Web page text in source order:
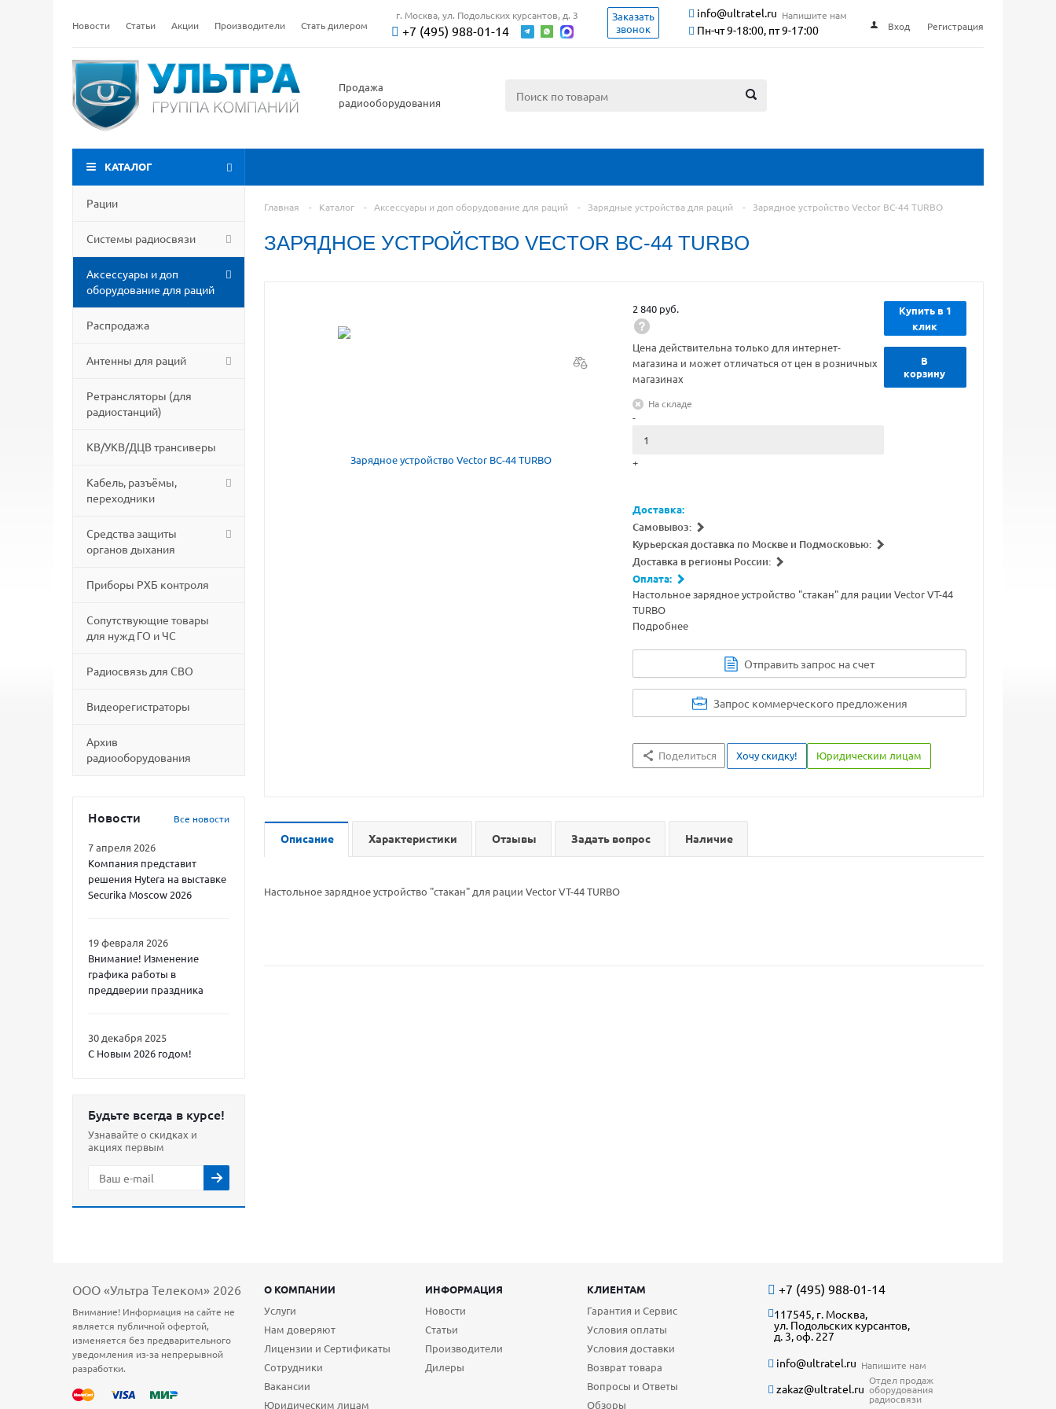
Новости Статьи Акции Производители Стать дилером
г. Москва, ул. Подольских курсантов, д. 3
+7 (495) 988-01-14
Заказать
звонок
info@ultratel.ru Напишите нам
Пн-чт 9-18:00, пт 9-17:00 Вход Регистрация
Продажа
радиооборудования
КАТАЛОГ
Рации
Системы радиосвязи
Аксессуары и доп
оборудование для раций
Распродажа
Антенны для раций
Ретрансляторы (для
радиостанций)
КВ/УКВ/ДЦВ трансиверы
Кабель, разъёмы,
переходники
Средства защиты
органов дыхания
Приборы РХБ контроля
Сопутствующие товары
для нужд ГО и ЧС
Радиосвязь для СВО
Видеорегистраторы
Архив
радиооборудования
Новости Все новости
7 апреля 2026
Компания представит
решения Hytera на выставке
Securika Moscow 2026
19 февраля 2026
Внимание! Изменение
графика работы в
преддверии праздника
30 декабря 2025
С Новым 2026 годом!
Будьте всегда в курсе!
Узнавайте о скидках и
акциях первым
Главная - Каталог - Аксессуары и доп оборудование для раций - Зарядные устройства для раций - Зарядное устройство Vector BC-44 TURBO
ЗАРЯДНОЕ УСТРОЙСТВО VECTOR BC-44 TURBO
2 840 руб.
Цена действительна только для интернет-
магазина и может отличаться от цен в розничных
магазинах
На складе
-
+
Купить в 1
клик
В
корзину
Доставка:
Самовывоз:
Курьерская доставка по Москве и Подмосковью:
Доставка в регионы России:
Оплата:
Настольное зарядное устройство "стакан" для рации Vector VT-44
TURBO
Подробнее
Отправить запрос на счет
Запрос коммерческого предложения
Поделиться Хочу скидку! Юридическим лицам
Описание Характеристики Отзывы Задать вопрос Наличие
Настольное зарядное устройство "стакан" для рации Vector VT-44 TURBO
ООО «Ультра Телеком» 2026
Внимание! Информация на сайте не
является публичной офертой,
изменяется без предварительного
уведомления из-за непрерывной
разработки.
О КОМПАНИИ ИНФОРМАЦИЯ
КЛИЕНТАМ
Услуги
Нам доверяют
Лицензии и Сертификаты
Сотрудники
Вакансии
Юридическим лицам
Новости
Статьи
Производители
Дилеры
Гарантия и Сервис
Условия оплаты
Условия доставки
Возврат товара
Вопросы и Ответы
Обзоры
+7 (495) 988-01-14
117545, г. Москва,
ул. Подольских курсантов,
д. 3, оф. 227
info@ultratel.ru Напишите нам
zakaz@ultratel.ru
Отдел продаж
оборудования
радиосвязи